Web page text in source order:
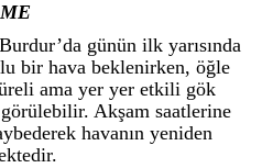
günün ilk yarısında
bir hava beklenirken, öğle
ama yer yer etkili gök
Akşam saatlerine
havanın yeniden